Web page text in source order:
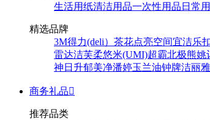
生活用纸清洁用品一次性用品 日常
精选品牌
3M得力(deli） 茶花点亮空间宜洁乐
雷达洁芙柔悠米(UMI)超霸北极熊姚
神 日升郁美净潘婷玉兰油钟牌洁丽雅
商务礼品
推荐品类